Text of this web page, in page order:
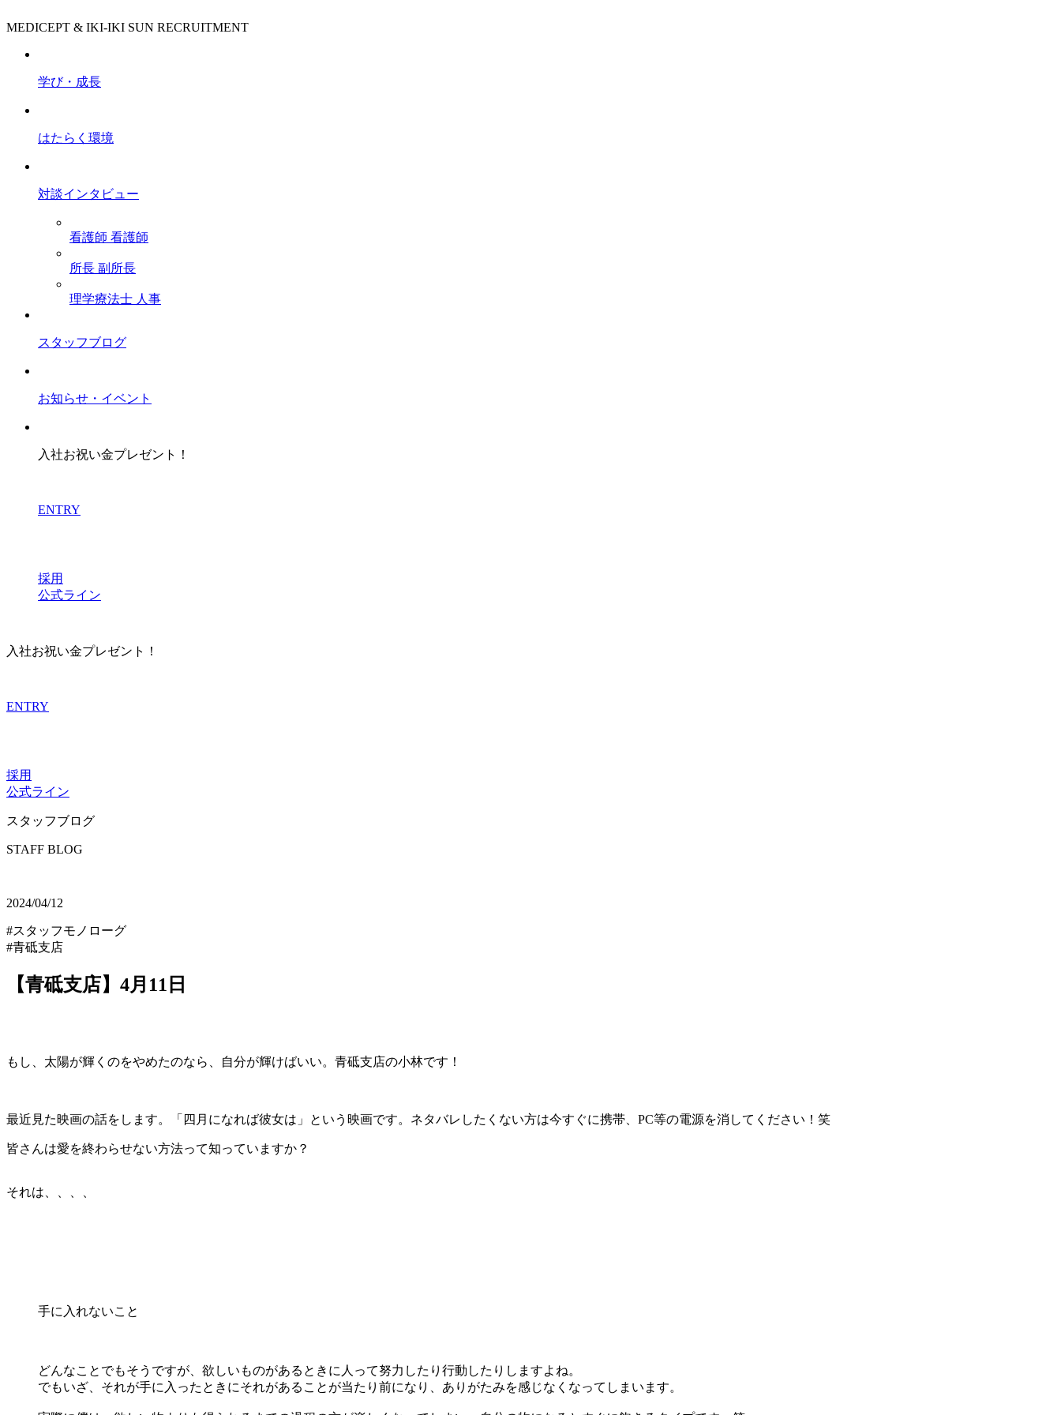
MEDICEPT & IKI-IKI SUN RECRUITMENT
学び・成長
はたらく環境
対談インタビュー
看護師 看護師
所長 副所長
理学療法士 人事
スタッフブログ
お知らせ・イベント
入社お祝い金プレゼント！
ENTRY
採用
公式ライン
入社お祝い金プレゼント！
ENTRY
採用
公式ライン
スタッフブログ
STAFF BLOG
2024/04/12
#スタッフモノローグ
#青砥支店
【青砥支店】4月11日
もし、太陽が輝くのをやめたのなら、自分が輝けばいい。青砥支店の小林です！
最近見た映画の話をします。「四月になれば彼女は」という映画です。ネタバレしたくない方は今すぐに携帯、PC等の電源を消してください！笑
皆さんは愛を終わらせない方法って知っていますか？
それは、、、、
手に入れないこと
どんなことでもそうですが、欲しいものがあるときに人って努力したり行動したりしますよね。
でもいざ、それが手に入ったときにそれがあることが当たり前になり、ありがたみを感じなくなってしまいます。